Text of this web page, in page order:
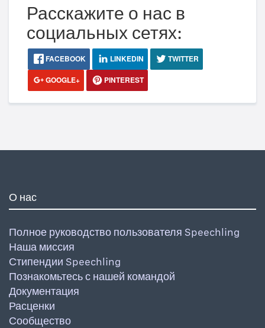
Расскажите о нас в
социальных сетях:
FACEBOOK LINKEDIN
TWITTER
GOOGLE+
PINTEREST
О нас
Полное руководство пользователя Speechling
Наша миссия
Стипендии Speechling
Познакомьтесь с нашей командой
Документация
Расценки
Сообщество